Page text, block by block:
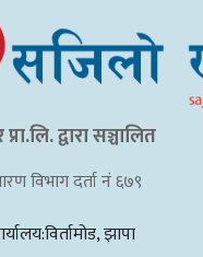
द्वारा सञ्चालित
विभाग दर्ता नं ६७९
झापा